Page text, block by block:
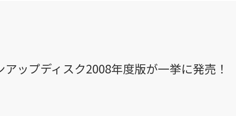
ップディスク2008年度版が一挙に発売！